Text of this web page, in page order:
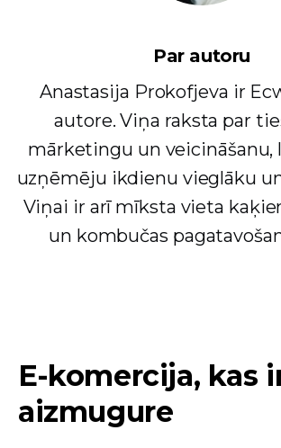
Par autoru
Anastasija Prokofjeva ir
autore. Viņa raksta par
mārketingu un veicināšanu,
uzņēmēju ikdienu vieglāku
Viņai ir arī mīksta vieta
un kombučas
E-komercija, kas
aizmugure